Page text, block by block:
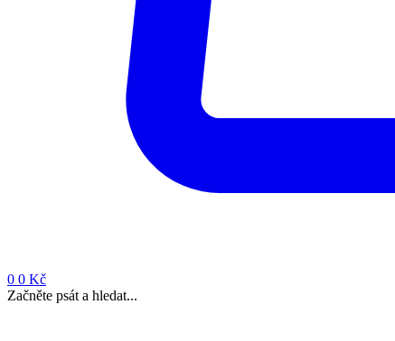
0 0 Kč
Začněte psát a hledat...